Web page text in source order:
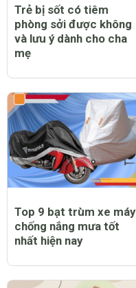
Trẻ bị sốt có tiêm
phòng sởi được không
và lưu ý dành cho cha
mẹ
Top 9 bạt trùm xe máy
chống nắng mưa tốt
nhất hiện nay